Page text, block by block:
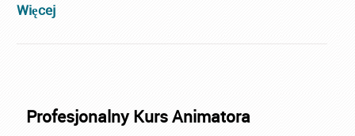
Więcej
Profesjonalny Kurs Animatora